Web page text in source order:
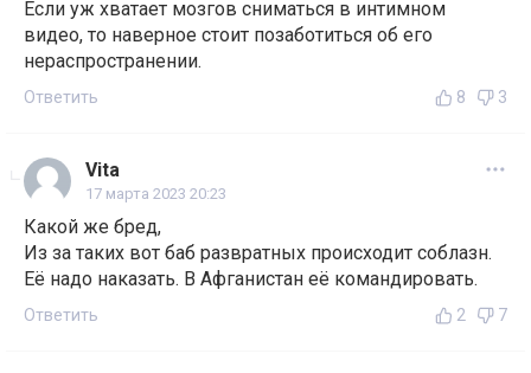
Если уж хватает мозгов сниматься в интимном
видео, то наверное стоит позаботиться об его
нераспространении.
Ответить 8 3
Vita
17 марта 2023 20:23
Какой же бред,
Из за таких вот баб развратных происходит соблазн.
Её надо наказать. В Афганистан её командировать.
Ответить 2 7